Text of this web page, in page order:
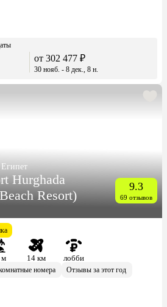
от 302 477 ₽
30 нояб. - 8 дек., 8 н.
Hurghada
Resort)
9.3
69 отзывов
м 14 км
лобби
номера
Отзывы за этот год